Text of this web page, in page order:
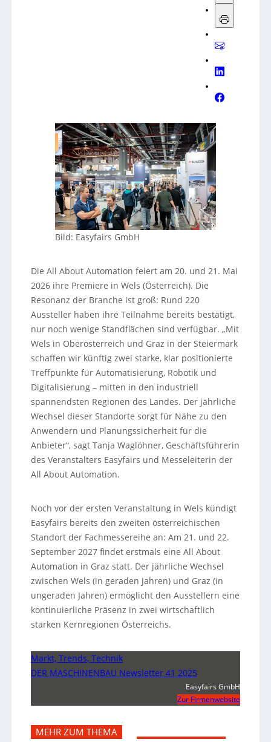
Bild: Easyfairs GmbH
Die All About Automation feiert am 20. und 21. Mai
2026 ihre Premiere in Wels (Österreich). Die
Resonanz der Branche ist groß: Rund 220
Aussteller haben ihre Teilnahme bereits bestätigt,
nur noch wenige Standflächen sind verfügbar. „Mit
Wels in Oberösterreich und Graz in der Steiermark
schaffen wir künftig zwei starke, klar positionierte
Treffpunkte für Automatisierung, Robotik und
Digitalisierung – mitten in den industriell
spannendsten Regionen des Landes. Der jährliche
Wechsel dieser Standorte sorgt für Nähe zu den
Anwendern und Planungssicherheit für die
Anbieter“, sagt Tanja Waglöhner, Geschäftsführerin
des Veranstalters Easyfairs und Messeleiterin der
All About Automation.
Noch vor der ersten Veranstaltung in Wels kündigt
Easyfairs bereits den zweiten österreichischen
Standort der Fachmessereihe an: Am 21. und 22.
September 2027 findet erstmals eine All About
Automation in Graz statt. Der jährliche Wechsel
zwischen Wels (in geraden Jahren) und Graz (in
ungeraden Jahren) ermöglicht den Ausstellern eine
kontinuierliche Präsenz in zwei wirtschaftlich
starken Kernregionen Österreichs.
Markt, Trends, Technik
DER MASCHINENBAU Newsletter 41 2025
Easyfairs GmbH
Zur Firmenwebsite
MEHR ZUM THEMA